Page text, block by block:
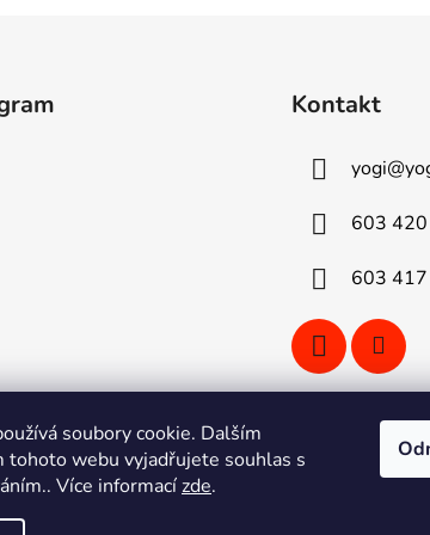
soubory cookie. Dalším
tohoto webu vyjadřujete souhlas s
Více informacízde.
Sledovat na Instagramu
Kontakt
yogi@
603
603